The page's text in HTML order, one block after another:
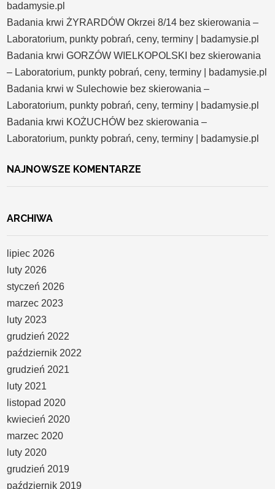
badamysie.pl
Badania krwi ŻYRARDÓW Okrzei 8/14 bez skierowania –
Laboratorium, punkty pobrań, ceny, terminy | badamysie.pl
Badania krwi GORZÓW WIELKOPOLSKI bez skierowania
– Laboratorium, punkty pobrań, ceny, terminy | badamysie.pl
Badania krwi w Sulechowie bez skierowania –
Laboratorium, punkty pobrań, ceny, terminy | badamysie.pl
Badania krwi KOŻUCHÓW bez skierowania –
Laboratorium, punkty pobrań, ceny, terminy | badamysie.pl
NAJNOWSZE KOMENTARZE
ARCHIWA
lipiec 2026
luty 2026
styczeń 2026
marzec 2023
luty 2023
grudzień 2022
październik 2022
grudzień 2021
luty 2021
listopad 2020
kwiecień 2020
marzec 2020
luty 2020
grudzień 2019
październik 2019